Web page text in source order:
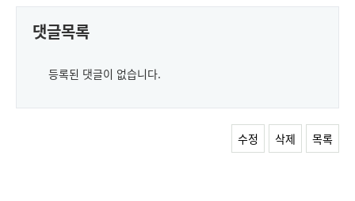
댓글목록
등록된 댓글이 없습니다.
수정 삭제 목록